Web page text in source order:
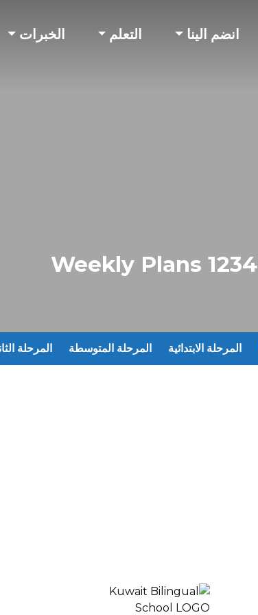
انضم الينا التعلم الخبرات
Weekly Plans 1234
المرحلة الابتدائية المرحلة المتوسطة المرحلة